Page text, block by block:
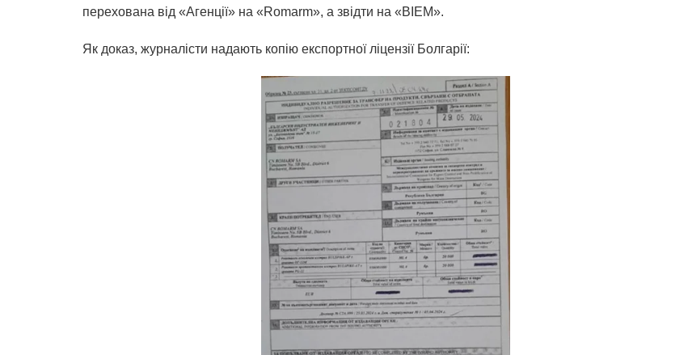
перехована від «Агенції» на «Romarm», а звідти на «BIEM».
Як доказ, журналісти надають копію експортної ліцензії Болгарії: